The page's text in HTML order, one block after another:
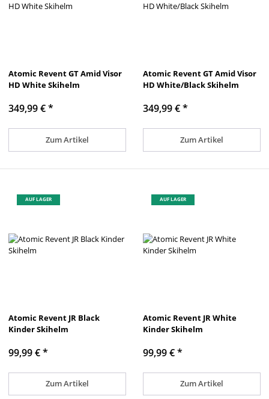
Atomic Revent GT Amid Visor
HD White Skihelm
349,99 €*
Zum Artikel
Atomic Revent GT Amid Visor
HD White/Black Skihelm
349,99 €*
Zum Artikel
AUF LAGER
Atomic Revent JR Black
Kinder Skihelm
99,99 €*
Zum Artikel
AUF LAGER
Atomic Revent JR White
Kinder Skihelm
99,99 €*
Zum Artikel